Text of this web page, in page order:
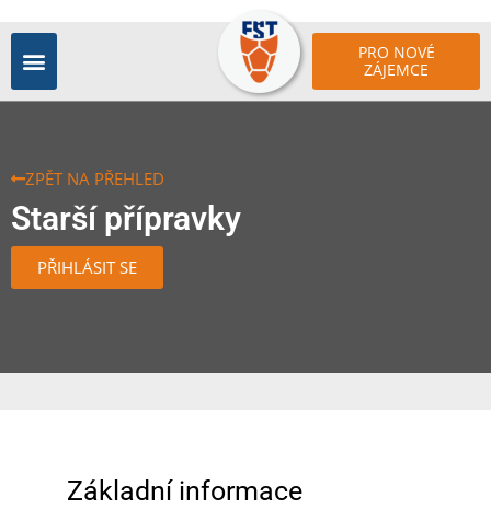
PRO NOVÉ
ZÁJEMCE
ZPĚT NA PŘEHLED
Starší přípravky
PŘIHLÁSIT SE
Základní informace